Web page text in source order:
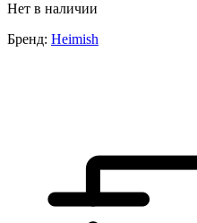
Нет в наличии
Бренд: Heimish